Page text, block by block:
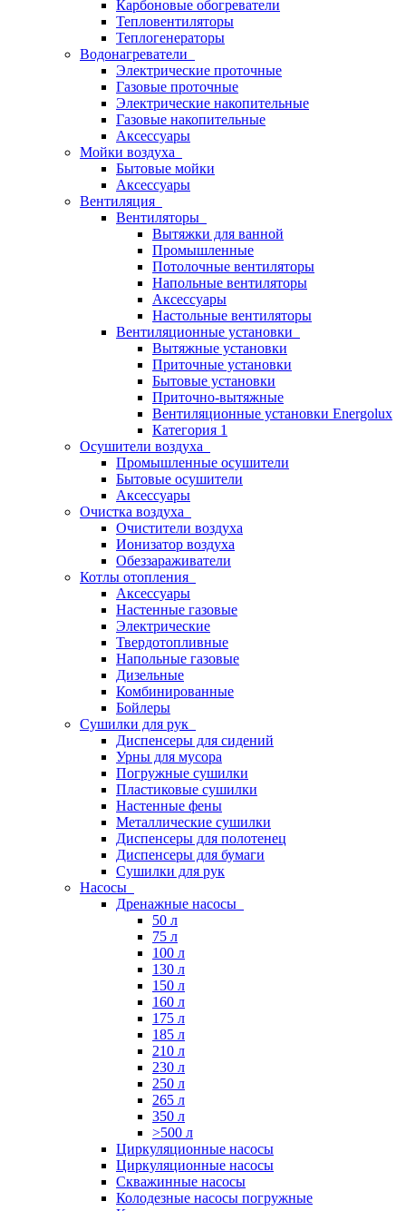
Карбоновые обогреватели
Тепловентиляторы
Теплогенераторы
Водонагреватели
Электрические проточные
Газовые проточные
Электрические накопительные
Газовые накопительные
Аксессуары
Мойки воздуха
Бытовые мойки
Аксессуары
Вентиляция
Вентиляторы
Вытяжки для ванной
Промышленные
Потолочные вентиляторы
Напольные вентиляторы
Аксессуары
Настольные вентиляторы
Вентиляционные установки
Вытяжные установки
Приточные установки
Бытовые установки
Приточно-вытяжные
Вентиляционные установки Energolux
Категория 1
Осушители воздуха
Промышленные осушители
Бытовые осушители
Аксессуары
Очистка воздуха
Очистители воздуха
Ионизатор воздуха
Обеззараживатели
Котлы отопления
Аксессуары
Настенные газовые
Электрические
Твердотопливные
Напольные газовые
Дизельные
Комбинированные
Бойлеры
Сушилки для рук
Диспенсеры для сидений
Урны для мусора
Погружные сушилки
Пластиковые сушилки
Настенные фены
Металлические сушилки
Диспенсеры для полотенец
Диспенсеры для бумаги
Сушилки для рук
Насосы
Дренажные насосы
50 л
75 л
100 л
130 л
150 л
160 л
175 л
185 л
210 л
230 л
250 л
265 л
350 л
>500 л
Циркуляционные насосы
Циркуляционные насосы
Скважинные насосы
Колодезные насосы погружные